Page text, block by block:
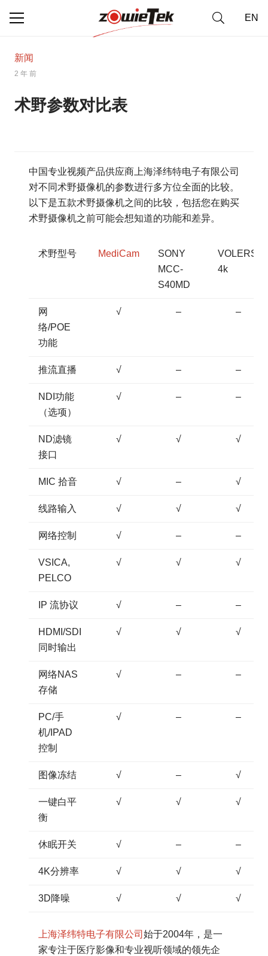
EN
新闻
2 年 前
术野参数对比表
中国专业视频产品供应商上海泽纬特电子有限公司
对不同术野摄像机的参数进行多方位全面的比较。
以下是五款术野摄像机之间的比较，包括您在购买
术野摄像机之前可能会想知道的功能和差异。
术野型号 MediCam
SONY
MCC-
S40MD
VOLERS
4k
网
络/POE
功能
√ – –
推流直播 √ – –
NDI功能
（选项）
√ – –
ND滤镜
接口
√ √ √
MIC 拾音 √ – √
线路输入 √ √ √
网络控制 √ – –
VSICA,
PELCO
√ √ √
IP 流协议 √ – –
HDMI/SDI
同时输出
√ √ √
网络NAS
存储
√ – –
PC/手
机/IPAD
控制
√ – –
图像冻结 √ – √
一键白平
衡
√ √ √
休眠开关 √ – –
4K分辨率 √ √ √
3D降噪 √ √ √
上海泽纬特电子有限公司 始于2004年，是一
家专注于医疗影像和专业视听领域的领先企